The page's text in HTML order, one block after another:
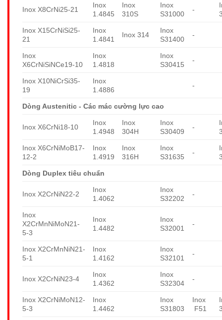
Inox X8CrNi25-21
Inox
1.4845
Inox
310S
Inox
S31000
-
Inox X15CrNiSi25-
21
Inox
1.4841
Inox 314
Inox
S31400
-
Inox
X6CrNiSiNCe19-10
Inox
1.4818
Inox
S30415
-
Inox X10NiCrSi35-
19
Inox
1.4886
-
Dòng Austenitic - Các mác cường lực cao
Inox X6CrNi18-10
Inox
1.4948
Inox
304H
Inox
S30409
-
Inox X6CrNiMoB17-
12-2
Inox
1.4919
Inox
316H
Inox
S31635
-
Dòng Duplex tiêu chuẩn
Inox X2CrNiN22-2
Inox
1.4062
Inox
S32202
-
Inox
X2CrMnNiMoN21-
5-3
Inox
1.4482
Inox
S32001
-
Inox X2CrMnNiN21-
5-1
Inox
1.4162
Inox
S32101
-
Inox X2CrNiN23-4
Inox
1.4362
Inox
S32304
-
Inox X2CrNiMoN12-
5-3
Inox
1.4462
Inox
S31803
Inox
F51